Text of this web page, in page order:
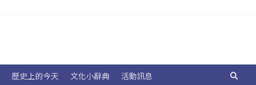
歷史上的今天 文化小辭典 活動訊息